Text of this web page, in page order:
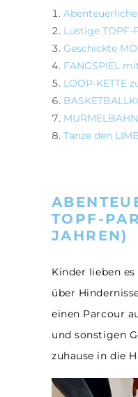
Lustige TOPF-
Geschickte
FANGSPIEL
LOOP-KETTE
Tanze den
TOPF-
JAHREN)
Kinder lieben
über
einen Parcour
und sonstigen
zuhause in die